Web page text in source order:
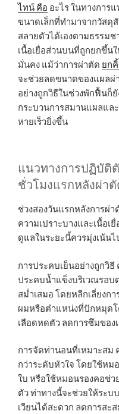
ไทน์ คือ อะไร ในทางกา
ขนาดเล็กที่ทำมาจากวัสดุ
สลายตัวได้เองตามธรรม
เนื้อเยื่อส่วนบนที่ถูกยกขึ้น
มั่นคง แม้ว่าการผ่าตัด ยก
จะช่วยลดขนาดของแผลผ่
อย่างถูกวิธีในช่วงพักฟื้นก็
กระบวนการสมานแผลแล
หายเร็วยิ่งขึ้น
แนวทางการปฏิบัติ
ชั่วโมงแรกหลังผ่า
ช่วงสองวันแรกหลังการผ่
ความเปราะบางและเนื้อเ
ดูแลในระยะนี้ควรมุ่งเน้น
การประคบเย็นอย่างถูกวิธี
ประคบน้ำแข็งบริเวณรอบ
สม่ำเสมอ โดยหลีกเลี่ยง
ผมหรือตำแหน่งที่ปักหมุดโ
เลือดหดตัว ลดการซึมของ
การจัดท่านอนที่เหมาะสม
กว่าระดับหัวใจ โดยใช้ห
ใบ หรือใช้หมอนรองคอช่ว
ตัว ท่าทางนี้จะช่วยให้ระบ
เวียนได้สะดวก ลดการสะ